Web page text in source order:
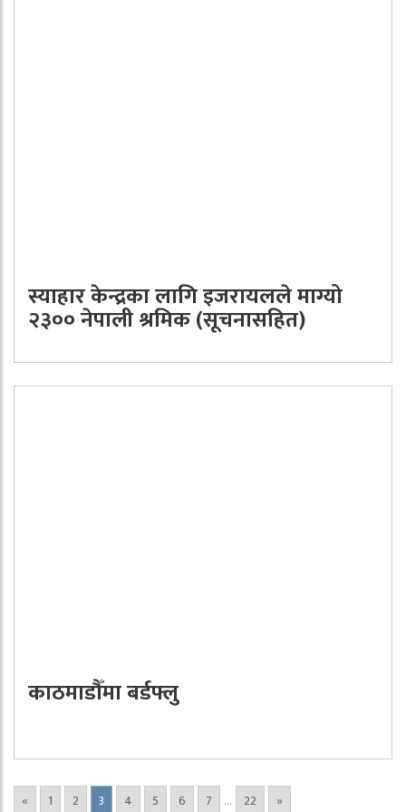
स्याहार केन्द्रका लागि इजरायलले माग्यो
२३०० नेपाली श्रमिक (सूचनासहित)
काठमाडौँमा बर्डफ्लु
« 1 2 3 4 5 6 7 ... 22 »